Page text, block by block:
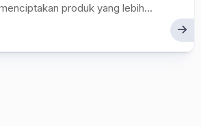
produk yang lebih...